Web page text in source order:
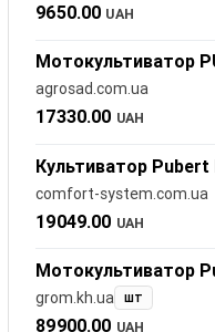
9650.00 UAH
Мотокультиватор
agrosad.com.ua
17330.00 UAH
Культиватор Pubert
comfort-system.com.ua
19049.00 UAH
Мотокультиватор
grom.kh.ua шт
89900.00 UAH